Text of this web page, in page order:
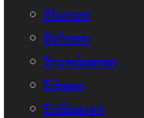
Blumen
Bohnen
Brombeeren
Erbsen
Erdbeeren